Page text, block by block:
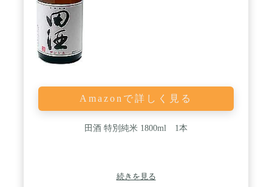
Amazonで詳しく見る
田酒 特別純米 1800ml 1本
続きを見る